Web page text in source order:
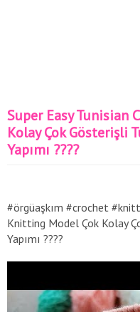
Super Easy Tunisian
Kolay Çok Gösterişli
Yapımı ????
#örgüaşkım #crochet
Knitting Model Çok Kolay
Yapımı ????